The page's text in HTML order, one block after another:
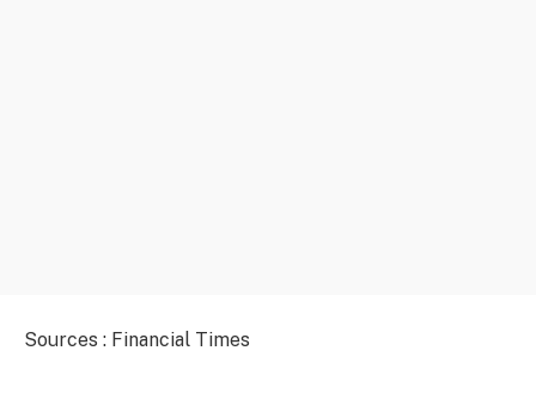
Sources : Financial Times